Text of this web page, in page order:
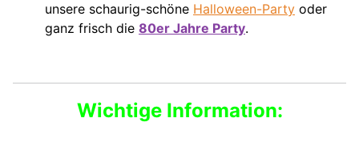
unsere schaurig-schöne Halloween-Party oder
ganz frisch die 80er Jahre Party.
Wichtige Information: